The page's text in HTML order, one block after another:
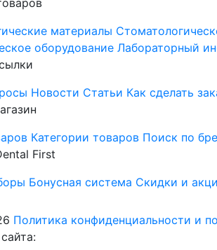
материалы
оборудование Лабораторный
Новости Статьи Как сделать
Категории товаров Поиск по
First
Бонусная система Скидки и
Политика конфиденциальности и